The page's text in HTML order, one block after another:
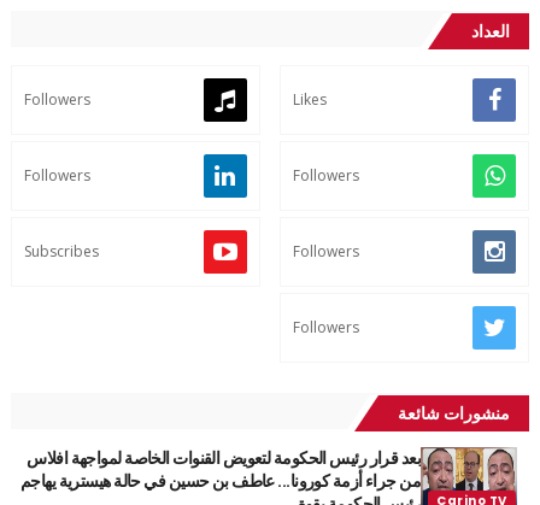
العداد
Likes
Followers
Followers
Followers
Followers
Subscribes
Followers
منشورات شائعة
بعد قرار رئيس الحكومة لتعويض القنوات الخاصة لمواجهة افلاس
من جراء أزمة كورونا... عاطف بن حسين في حالة هيسترية يهاجم